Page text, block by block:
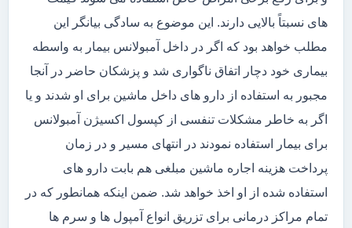
های نسبتاً بالایی دارند. این موضوع به سادگی بیانگر این
مطلب خواهد بود که اگر در داخل آمبولانس بیمار به واسطه
بیماری خود دچار اتفاق ناگواری شد و پزشکان حاضر در آنجا
مجبور به استفاده از دارو های داخل ماشین برای او شدند و یا
اگر به خاطر مشکلات تنفسی از کپسول اکسیژن آمبولانس
برای بیمار استفاده نمودند در انتهای مسیر و در زمان
پرداخت هزینه اجاره ماشین مبلغی هم بابت دارو های
استفاده شده از او اخذ خواهد شد. ضمن اینکه همانطور که در
تمام مراکز درمانی برای تزریق انواع آمپول ها و سرم ها